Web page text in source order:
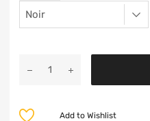
Add to Wishlist